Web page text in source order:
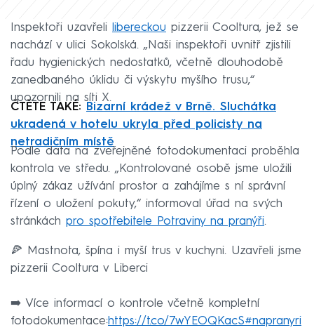
Inspektoři uzavřeli libereckou pizzerii Cooltura, jež se
nachází v ulici Sokolská. „Naši inspektoři uvnitř zjistili
řadu hygienických nedostatků, včetně dlouhodobě
zanedbaného úklidu či výskytu myšího trusu,“
upozornili na síti X.
ČTĚTE TAKÉ: Bizarní krádež v Brně. Sluchátka
ukradená v hotelu ukryla před policisty na
netradičním místě
Podle data na zveřejněné fotodokumentaci proběhla
kontrola ve středu. „Kontrolované osobě jsme uložili
úplný zákaz užívání prostor a zahájíme s ní správní
řízení o uložení pokuty,“ informoval úřad na svých
stránkách pro spotřebitele Potraviny na pranýři.
🍕 Mastnota, špína i myší trus v kuchyni. Uzavřeli jsme
pizzerii Cooltura v Liberci
➡️ Více informací o kontrole včetně kompletní
fotodokumentace:https://t.co/7wYEOQKacS#napranyri